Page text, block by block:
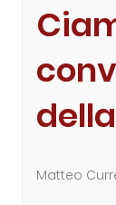
Matteo